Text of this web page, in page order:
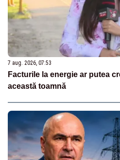
7 aug. 2026, 07:53
Facturile la energie ar putea
această toamnă